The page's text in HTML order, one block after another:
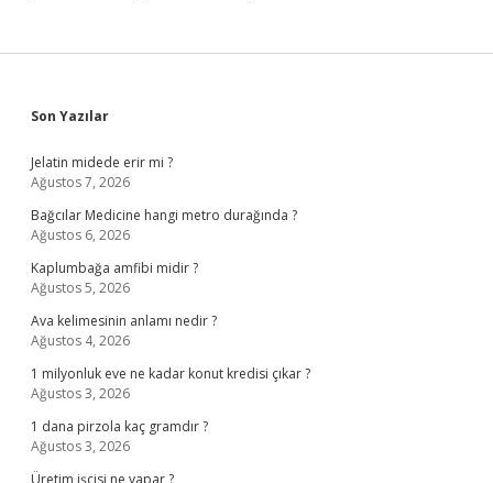
Sidebar
Son Yazılar
Jelatin midede erir mi ?
Ağustos 7, 2026
Bağcılar Medicine hangi metro durağında ?
Ağustos 6, 2026
Kaplumbağa amfibi midir ?
Ağustos 5, 2026
Ava kelimesinin anlamı nedir ?
Ağustos 4, 2026
1 milyonluk eve ne kadar konut kredisi çıkar ?
Ağustos 3, 2026
1 dana pirzola kaç gramdır ?
Ağustos 3, 2026
Üretim işçisi ne yapar ?